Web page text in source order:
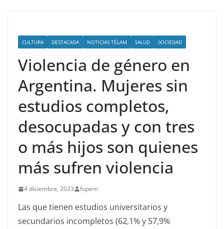
CULTURA DESTACADA NOTICIAS TÉLAM SALUD SOCIEDAD
Violencia de género en
Argentina. Mujeres sin
estudios completos,
desocupadas y con tres
o más hijos son quienes
más sufren violencia
4 diciembre, 2023 fupem
Las que tienen estudios universitarios y
secundarios incompletos (62,1% y 57,9%